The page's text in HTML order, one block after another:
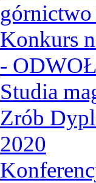
górnictwo
Konkurs
-
Studia
Zrób
2020